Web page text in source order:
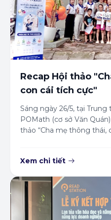
Recap Hội thảo
con cái tích cực"
Sáng ngày 26/5, tại Trung
POMath (cơ sở Văn
thảo “Cha mẹ thông thái,
tổ chức.
Xem chi tiết